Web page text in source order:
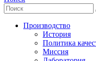
Производство
История
Политика
Миссия